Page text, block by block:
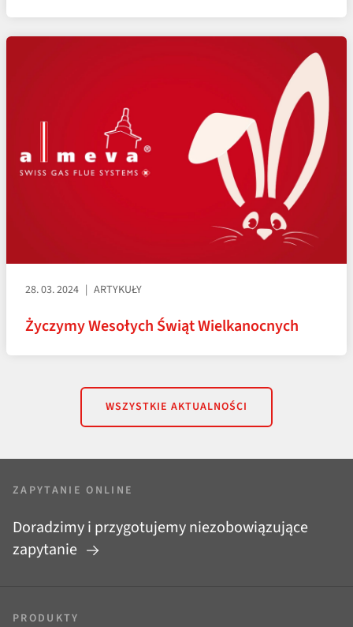
28. 03. 2024 ARTYKUŁY
Życzymy Wesołych Świąt Wielkanocnych
WSZYSTKIE AKTUALNOŚCI
ZAPYTANIE ONLINE
Doradzimy i przygotujemy niezobowiązujące
zapytanie
PRODUKTY